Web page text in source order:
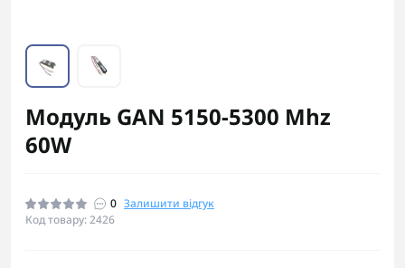
Модуль GAN 5150-5300 Mhz
60W
0 Залишити відгук
Код товару: 2426